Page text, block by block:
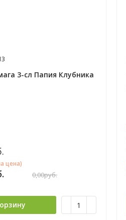
3-сл Папия Клубника
цена)
0,00руб.